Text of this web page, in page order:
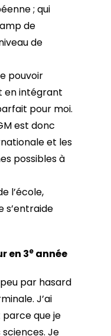
; qui
de
de
pouvoir
en intégrant
pour moi.
est donc
et les
possibles à
l’école,
s’entraide
en 3e année
peu par hasard
J’ai
que je
Je